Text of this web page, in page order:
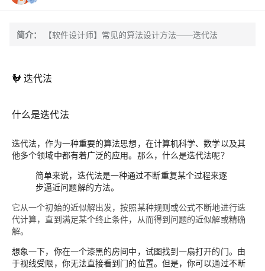
简介： 【软件设计师】常见的算法设计方法——迭代法
🐓 迭代法
什么是迭代法
迭代法，作为一种重要的算法思想，在计算机科学、数学以及其
他多个领域中都有着广泛的应用。那么，什么是迭代法呢？
简单来说，迭代法是一种通过不断重复某个过程来逐
步逼近问题解的方法。
它从一个初始的近似解出发，按照某种规则或公式不断地进行迭
代计算，直到满足某个终止条件，从而得到问题的近似解或精确
解。
想象一下，你在一个漆黑的房间中，试图找到一扇打开的门。由
于视线受限，你无法直接看到门的位置。但是，你可以通过不断